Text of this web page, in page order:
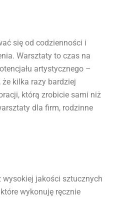
się od codzienności i
Warsztaty to czas na
artystycznego –
kilka razy bardziej
którą zrobicie sami niż
dla firm, rodzinne
wysokiej jakości sztucznych
wykonuję ręcznie